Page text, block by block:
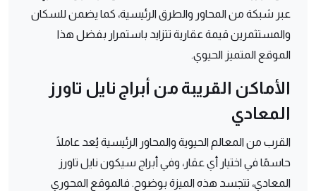
عبر شبكة من المحاور والطرق الرئيسية، كما يضمن للسكان
والمستثمرين قيمة عقارية تتزايد باستمرار بفضل هذا
الموقع المتميز الحيوي.
الأماكن القريبة من أبراج نايل تاورز
المعادي
القرب من المعالم الحيوية والمحاور الرئيسية يُعد عاملًا
حاسمًا في اختيار أي عقار، وفي أبراج سيكون نايل تاورز
المعادي، تتجسد هذه الميزة بوضوح. فالموقع المحوري